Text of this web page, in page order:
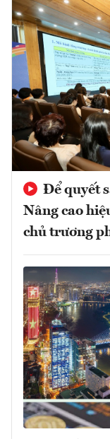
Để quyết
Nâng cao
chủ trương